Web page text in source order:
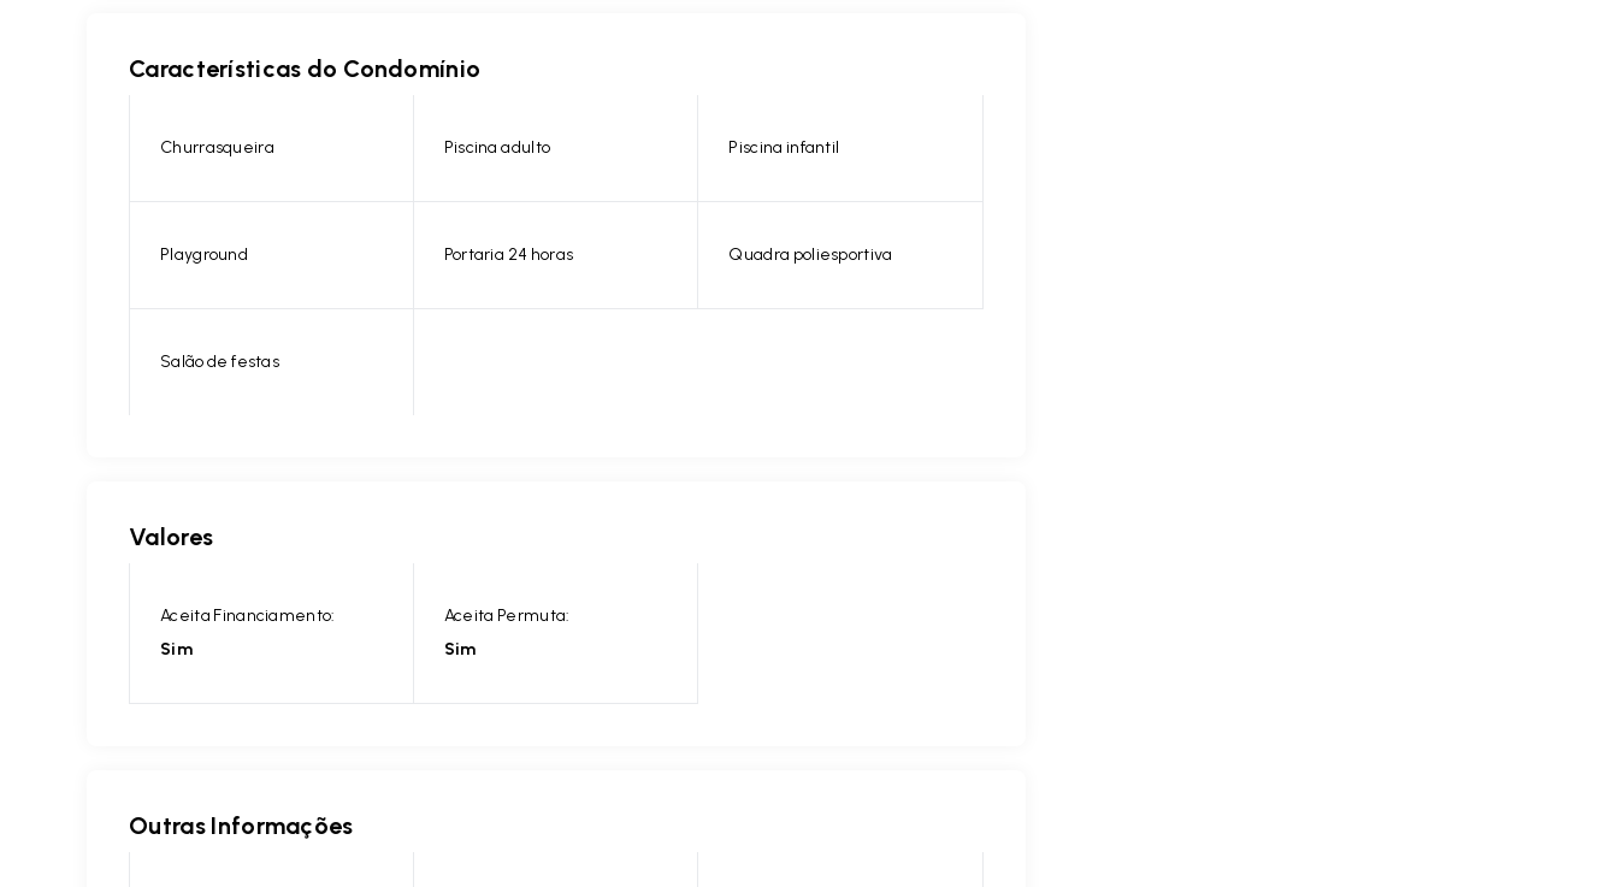
Características do Condomínio
Churrasqueira Piscina adulto Piscina infantil
Playground Portaria 24 horas Quadra poliesportiva
Salão de festas
Valores
Aceita Financiamento:
Sim
Aceita Permuta:
Sim
Outras Informações